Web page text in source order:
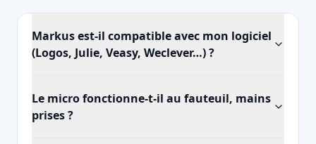
Markus est-il compatible avec mon logiciel
(Logos, Julie, Veasy, Weclever…) ?
Le micro fonctionne-t-il au fauteuil, mains
prises ?